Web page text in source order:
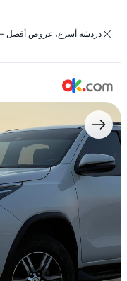
‏دردشة أسرع، عروض أفضل
105,000
درهم
للبيع
تويوتا
فورتشنر
2021
مستعمل